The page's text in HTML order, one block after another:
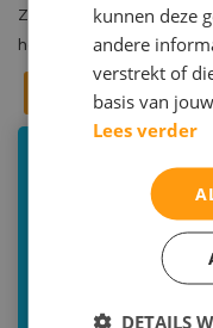
Zeist? Loop dan
het is.
Aanmelden
Utrechtseweg 92
030-6913017
kunnen deze
andere
verstrekt of
basis van
Lees verder
DETAILS